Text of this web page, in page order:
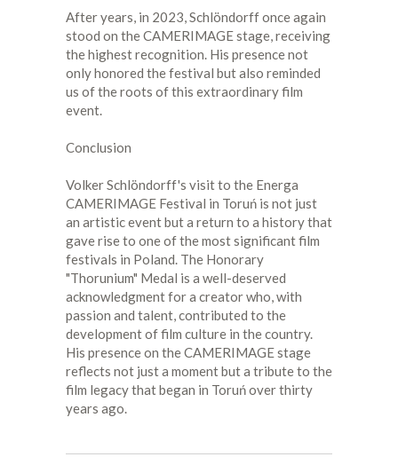
After years, in 2023, Schlöndorff once again
stood on the CAMERIMAGE stage, receiving
the highest recognition. His presence not
only honored the festival but also reminded
us of the roots of this extraordinary film
event.
Conclusion
Volker Schlöndorff's visit to the Energa
CAMERIMAGE Festival in Toruń is not just
an artistic event but a return to a history that
gave rise to one of the most significant film
festivals in Poland. The Honorary
"Thorunium" Medal is a well-deserved
acknowledgment for a creator who, with
passion and talent, contributed to the
development of film culture in the country.
His presence on the CAMERIMAGE stage
reflects not just a moment but a tribute to the
film legacy that began in Toruń over thirty
years ago.